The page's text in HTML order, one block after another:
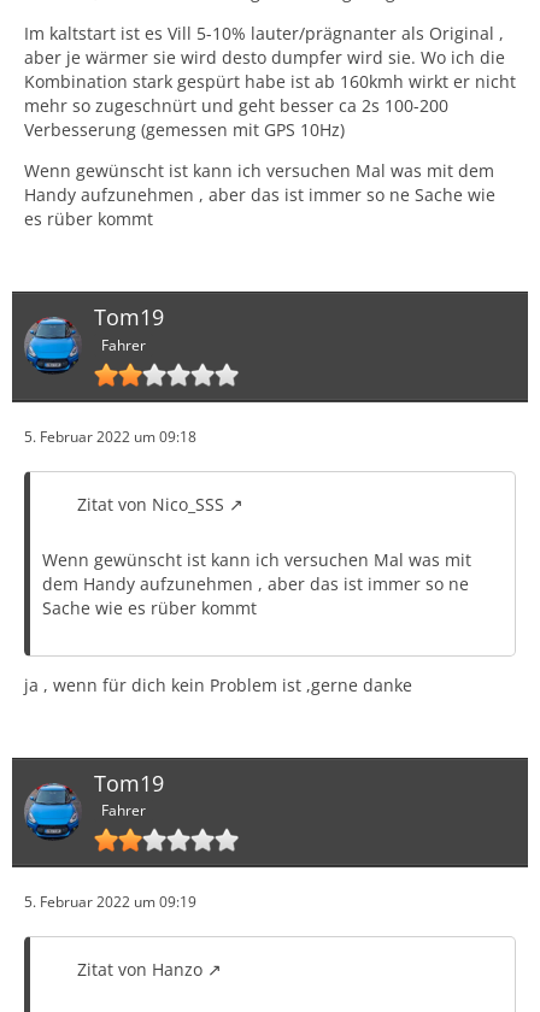
Im kaltstart ist es Vill 5-10% lauter/prägnanter als Original ,
aber je wärmer sie wird desto dumpfer wird sie. Wo ich die
Kombination stark gespürt habe ist ab 160kmh wirkt er nicht
mehr so zugeschnürt und geht besser ca 2s 100-200
Verbesserung (gemessen mit GPS 10Hz)
Wenn gewünscht ist kann ich versuchen Mal was mit dem
Handy aufzunehmen , aber das ist immer so ne Sache wie
es rüber kommt
Tom19
Fahrer
5. Februar 2022 um 09:18
Zitat von Nico_SSS
Wenn gewünscht ist kann ich versuchen Mal was mit
dem Handy aufzunehmen , aber das ist immer so ne
Sache wie es rüber kommt
ja , wenn für dich kein Problem ist ,gerne danke
Tom19
Fahrer
5. Februar 2022 um 09:19
Zitat von Hanzo